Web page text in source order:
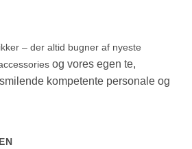
– der altid bugner af nyeste
og vores egen te,
kompetente personale og